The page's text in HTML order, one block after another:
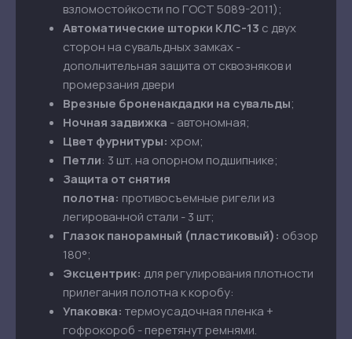
взломостойкости по ГОСТ 5089-2011);
Автоматические шторки КЛС-13 с двух
сторон на сувальдных замках -
дополнительная защита от сквозняков и
промерзания двери
Врезные броненакдадки на сувальды;
Ночная задвижка - автономная;
Цвет фурнитуры: хром;
Петли: 3 шт. на опорном подшипнике;
Защита от снятия
полотна: противосъемные ригели из
легированной стали - 3 шт;
Глазок панорамный (пластиковый): обзор
180°;
Эксцентрик: для регулирования плотности
прилегания полотна к коробу:
Упаковка: термоусадочная пленка +
гофрокороб - перетянут ремнями.